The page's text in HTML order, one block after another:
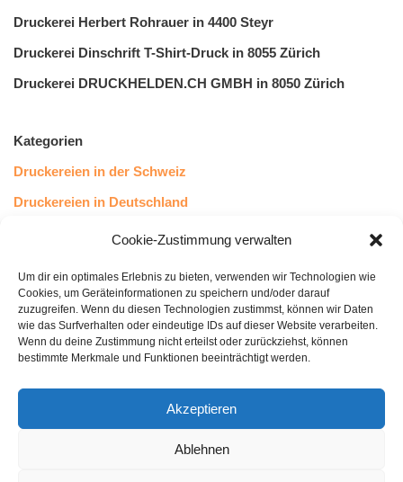
Cookie-Zustimmung verwalten
Um dir ein optimales Erlebnis zu bieten, verwenden wir Technologien wie
Cookies, um Geräteinformationen zu speichern und/oder darauf
zuzugreifen. Wenn du diesen Technologien zustimmst, können wir Daten
wie das Surfverhalten oder eindeutige IDs auf dieser Website verarbeiten.
Wenn du deine Zustimmung nicht erteilst oder zurückziehst, können
bestimmte Merkmale und Funktionen beeinträchtigt werden.
Akzeptieren
Ablehnen
Druckerei Herbert Rohrauer in 4400 Steyr
Druckerei Dinschrift T-Shirt-Druck in 8055 Zürich
Druckerei DRUCKHELDEN.CH GMBH in 8050 Zürich
Kategorien
Druckereien in der Schweiz
Druckereien in Deutschland
Druckereien in Österreich
Kundenstimmen